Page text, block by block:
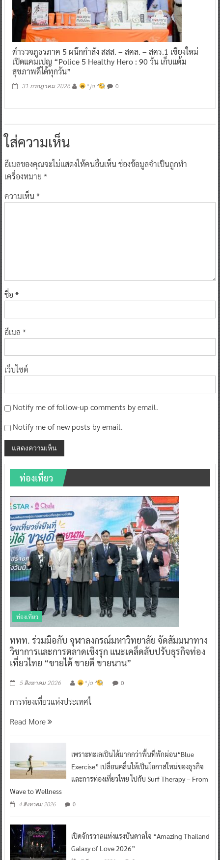
ตำรวจภูธรภาค 5 ผนึกกำลัง สสส. – สคล. – สคร.1 เชียงใหม่
เปิดแคมเปญ “Police 5 Healthy Hero : 90 วัน เก็บแต้ม
สุขภาพดีได้ทุกวัน”
31 กรกฎาคม 2026 ^ jo ^ 0
ใส่ความเห็น
อีเมลของคุณจะไม่แสดงให้คนอื่นเห็นช่องข้อมูลจำเป็นถูกทำ
เครื่องหมาย *
ความเห็น*
ชื่อ *
อีเมล *
เว็บไซต์
Notify me of follow-up comments by email.
Notify me of new posts by email.
ท่องเที่ยว
ท่องเที่ยว
ททท. ร่วมมือกับ จุฬาลงกรณ์มหาวิทยาลัย จัดสัมมนาทาง
วิชาการและการตลาดเชิงรุก แนะเคล็ดลับปรับธุรกิจท่อง
เที่ยวไทย “ขายได้ ขายดี ขายนาน”
5 สิงหาคม 2026 ^ jo ^ 0
การท่องเที่ยวแห่งประเทศไ
Read More
เพราะทะเลเป็นได้มากกว่าพื้นที่พักผ่อน“Blue
Exercise” เปลี่ยนคลื่นให้เป็นโอกาสใหม่ของธุรกิจ
และการท่องเที่ยวไทย ไปกับ Surf Therapy – From
Wave to Wellness
4 สิงหาคม 2026 0
เปิดจักรวาลแห่งแรงบันดาลใจ “Amazing Thailand
Galaxy of Love 2026”